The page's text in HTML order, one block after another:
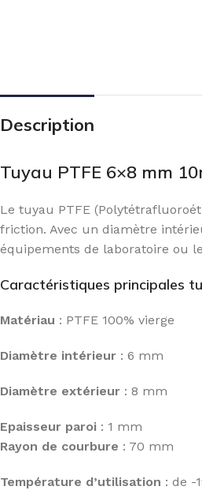
Description
Tuyau PTFE 6×8 mm
Le tuyau PTFE
friction. Avec un diamètre
équipements de laboratoire ou
Caractéristiques principales
Matériau : PTFE 100% vierge
Diamètre intérieur : 6 mm
Diamètre extérieur : 8 mm
Epaisseur paroi : 1 mm
Rayon de courbure : 70 mm
Température d’utilisation : de -